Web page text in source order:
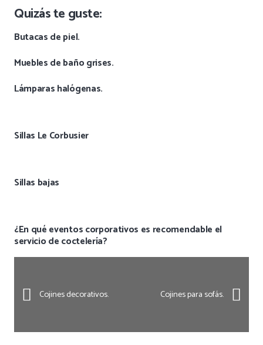
Quizás te guste:
Butacas de piel.
Muebles de baño grises.
Lámparas halógenas.
Sillas Le Corbusier
Sillas bajas
¿En qué eventos corporativos es recomendable el
servicio de coctelería?
Cojines decorativos. Cojines para sofás.